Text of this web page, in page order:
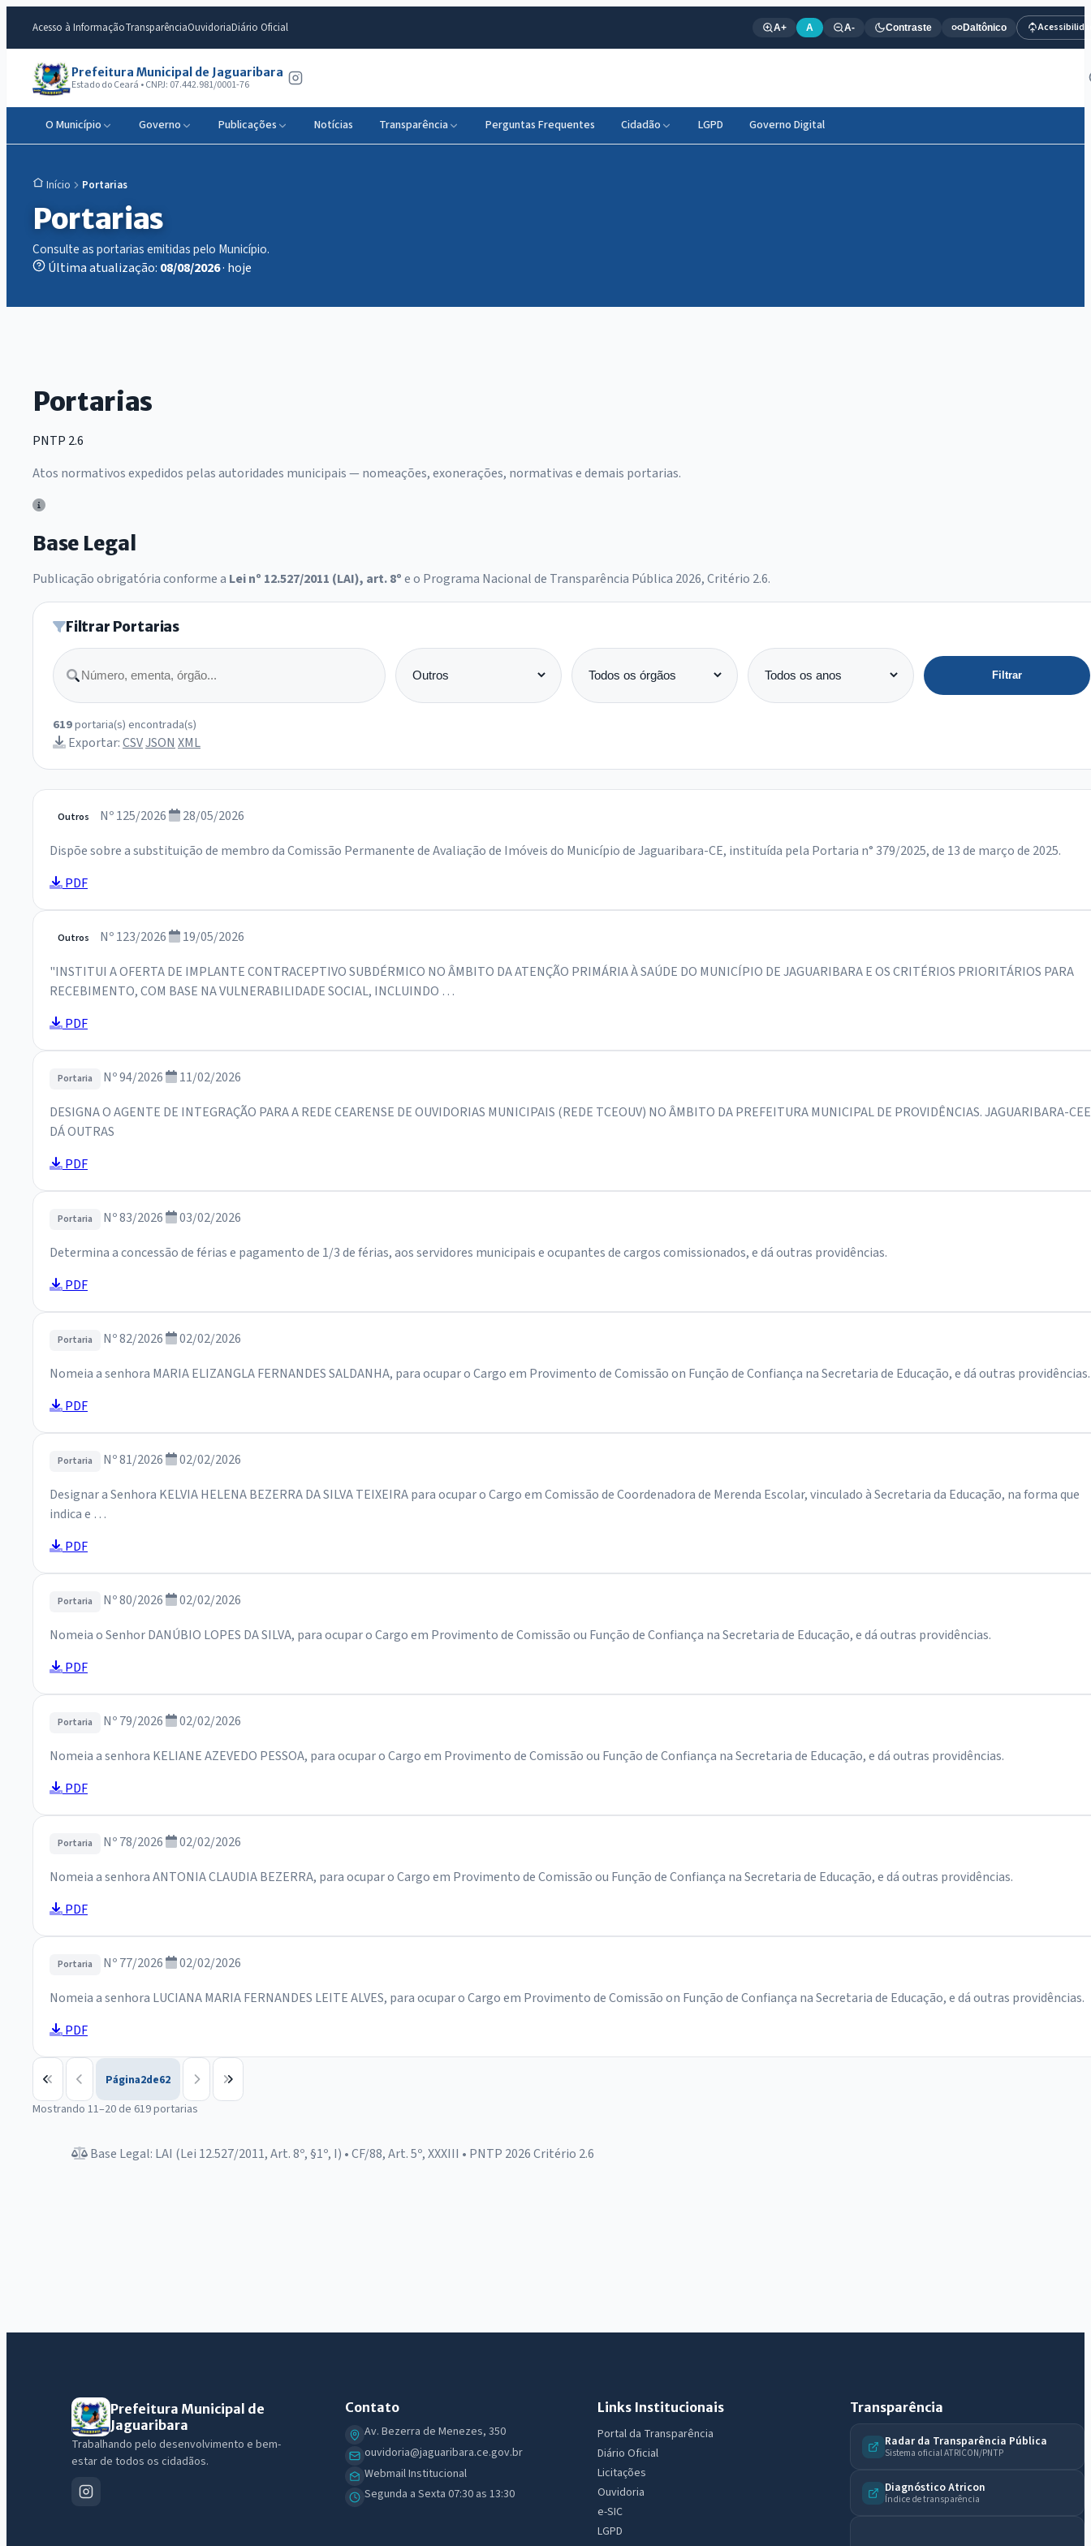
Acesso à InformaçãoTransparênciaOuvidoriaDiário Oficial A+ A A- Contraste Daltônico
Prefeitura Municipal de Jaguaribara
Estado do Ceará • CNPJ: 07.442.981/0001-76
O Município Governo Publicações Notícias Transparência Perguntas Frequentes Cidadão LGPD Governo Digital
Início Portarias
Portarias
Consulte as portarias emitidas pelo Município.
Última atualização: 08/08/2026· hoje
Portarias
PNTP 2.6
Atos normativos expedidos pelas autoridades municipais — nomeações, exonerações, normativas e demais portarias.
Base Legal
Publicação obrigatória conforme a Lei nº 12.527/2011 (LAI), art. 8ºe o Programa Nacional de Transparência Pública 2026, Critério 2.6.
Filtrar Portarias
Buscar Categoria Órgão Ano Filtrar
619portaria(s) encontrada(s)
Exportar:CSVJSON XML
Outros Nº 125/2026
28/05/2026
Dispõe sobre a substituição de membro da Comissão Permanente de Avaliação de Imóveis do Município de Jaguaribara-CE, instituída pela Portaria n° 379/2025, de 13 de março de 2025.
PDF
Outros Nº 123/2026
19/05/2026
"INSTITUI A OFERTA DE IMPLANTE CONTRACEPTIVO SUBDÉRMICO NO ÂMBITO DA ATENÇÃO PRIMÁRIA À SAÚDE DO MUNICÍPIO DE JAGUARIBARA E OS CRITÉRIOS PRIORITÁRIOS PARA
RECEBIMENTO, COM BASE NA VULNERABILIDADE SOCIAL, INCLUINDO …
PDF
Portaria Nº 94/2026
11/02/2026
DESIGNA O AGENTE DE INTEGRAÇÃO PARA A REDE CEARENSE DE OUVIDORIAS MUNICIPAIS (REDE TCEOUV) NO ÂMBITO DA PREFEITURA MUNICIPAL DE PROVIDÊNCIAS. JAGUARIBARA-CEE
DÁ OUTRAS
PDF
Portaria Nº 83/2026
03/02/2026
Determina a concessão de férias e pagamento de 1/3 de férias, aos servidores municipais e ocupantes de cargos comissionados, e dá outras providências.
PDF
Portaria Nº 82/2026
02/02/2026
Nomeia a senhora MARIA ELIZANGLA FERNANDES SALDANHA, para ocupar o Cargo em Provimento de Comissão on Função de Confiança na Secretaria de Educação, e dá outras providências.
PDF
Portaria Nº 81/2026
02/02/2026
Designar a Senhora KELVIA HELENA BEZERRA DA SILVA TEIXEIRA para ocupar o Cargo em Comissão de Coordenadora de Merenda Escolar, vinculado à Secretaria da Educação, na forma que
indica e …
PDF
Portaria Nº 80/2026
02/02/2026
Nomeia o Senhor DANÚBIO LOPES DA SILVA, para ocupar o Cargo em Provimento de Comissão ou Função de Confiança na Secretaria de Educação, e dá outras providências.
PDF
Portaria Nº 79/2026
02/02/2026
Nomeia a senhora KELIANE AZEVEDO PESSOA, para ocupar o Cargo em Provimento de Comissão ou Função de Confiança na Secretaria de Educação, e dá outras providências.
PDF
Portaria Nº 78/2026
02/02/2026
Nomeia a senhora ANTONIA CLAUDIA BEZERRA, para ocupar o Cargo em Provimento de Comissão ou Função de Confiança na Secretaria de Educação, e dá outras providências.
PDF
Portaria Nº 77/2026
02/02/2026
Nomeia a senhora LUCIANA MARIA FERNANDES LEITE ALVES, para ocupar o Cargo em Provimento de Comissão on Função de Confiança na Secretaria de Educação, e dá outras providências.
PDF
Página2de62
Mostrando 11–20 de 619 portarias
Base Legal: LAI (Lei 12.527/2011, Art. 8º, §1º, I) • CF/88, Art. 5º, XXXIII • PNTP 2026 Critério 2.6
Prefeitura Municipal de
Jaguaribara
Trabalhando pelo desenvolvimento e bem-
estar de todos os cidadãos.
Contato
Av. Bezerra de Menezes, 350
ouvidoria@jaguaribara.ce.gov.br
Webmail Institucional
Segunda a Sexta 07:30 as 13:30
Links Institucionais
Portal da Transparência
Diário Oficial
Licitações
Ouvidoria
e-SIC
LGPD
Transparência
Radar da Transparência Pública
Sistema oficial ATRICON/PNTP
Diagnóstico Atricon
Índice de transparência